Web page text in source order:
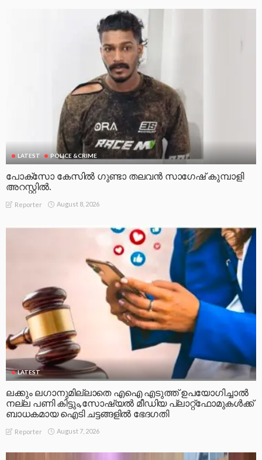
LATEST POLICE &CRIME
പോക്സോ കേസിൽ ഗുണ്ടാ തലവൻ സാഗേഷ് കുമ്പാളി
അറസ്റ്റിൽ.
Reporter August 8, 2026
LATEST
ലക്കും ലഗാനുമില്ലാതെ എഐ എടുത്ത് ഉപയോഗിച്ചാല്‍
നല്ല പണി കിട്ടും,സോഷ്യല്‍ മീഡിയ പ്ലാറ്റ്‌ഫോമുകള്‍ക്ക്
ബാധകമായ ഐടി ചട്ടങ്ങളില്‍ ഭേദഗതി
Reporter August 7, 2026